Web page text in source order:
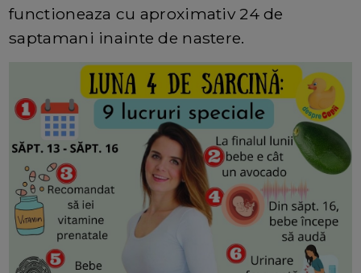
functioneaza cu aproximativ 24 de
saptamani inainte de nastere.